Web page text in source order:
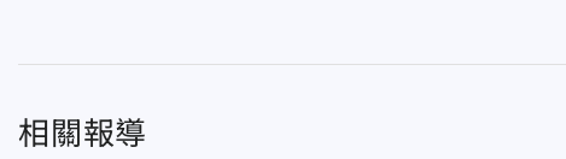
相關報導